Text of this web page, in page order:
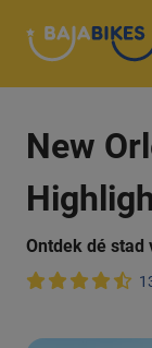
New
Ontdek dé stad